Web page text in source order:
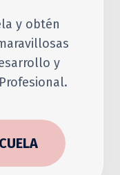
y obtén
y